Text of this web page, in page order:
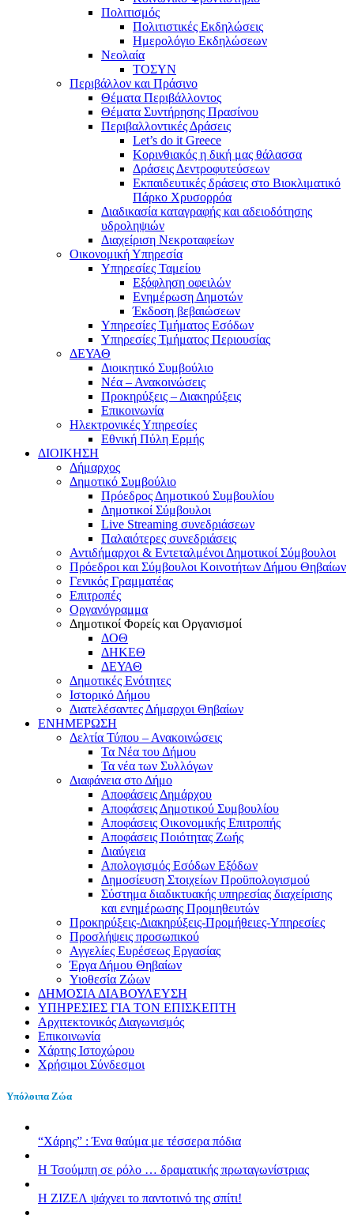
Πολιτισμός
Πολιτιστικές Εκδηλώσεις
Ημερολόγιο Εκδηλώσεων
Νεολαία
ΤΟΣΥΝ
Περιβάλλον και Πράσινο
Θέματα Περιβάλλοντος
Θέματα Συντήρησης Πρασίνου
Περιβαλλοντικές Δράσεις
Let’s do it Greece
Kορινθιακός η δική μας θάλασσα
Δράσεις Δεντροφυτεύσεων
Εκπαιδευτικές δράσεις στο Βιοκλιματικό
Πάρκο Χρυσορρόα
Διαδικασία καταγραφής και αδειοδότησης
υδροληψιών
Διαχείριση Νεκροταφείων
Οικονομική Υπηρεσία
Υπηρεσίες Ταμείου
Εξόφληση οφειλών
Ενημέρωση Δημοτών
Έκδοση βεβαιώσεων
Υπηρεσίες Τμήματος Εσόδων
Υπηρεσίες Τμήματος Περιουσίας
ΔΕΥΑΘ
Διοικητικό Συμβούλιο
Νέα – Ανακοινώσεις
Προκηρύξεις – Διακηρύξεις
Επικοινωνία
Ηλεκτρονικές Υπηρεσίες
Εθνική Πύλη Ερμής
ΔΙΟΙΚΗΣΗ
Δήμαρχος
Δημοτικό Συμβούλιο
Πρόεδρος Δημοτικού Συμβουλίου
Δημοτικοί Σύμβουλοι
Live Streaming συνεδριάσεων
Παλαιότερες συνεδριάσεις
Αντιδήμαρχοι & Εντεταλμένοι Δημοτικοί Σύμβουλοι
Πρόεδροι και Σύμβουλοι Κοινοτήτων Δήμου Θηβαίων
Γενικός Γραμματέας
Επιτροπές
Οργανόγραμμα
Δημοτικοί Φορείς και Οργανισμοί
ΔΟΘ
ΔΗΚΕΘ
ΔΕΥΑΘ
Δημοτικές Ενότητες
Ιστορικό Δήμου
Διατελέσαντες Δήμαρχοι Θηβαίων
ΕΝΗΜΕΡΩΣΗ
Δελτία Τύπου – Ανακοινώσεις
Τα Νέα του Δήμου
Τα νέα των Συλλόγων
Διαφάνεια στο Δήμο
Αποφάσεις Δημάρχου
Αποφάσεις Δημοτικού Συμβουλίου
Αποφάσεις Οικονομικής Επιτροπής
Αποφάσεις Ποιότητας Ζωής
Διαύγεια
Απολογισμός Εσόδων Εξόδων
Δημοσίευση Στοιχείων Προϋπολογισμού
Σύστημα διαδικτυακής υπηρεσίας διαχείρισης
και ενημέρωσης Προμηθευτών
Προκηρύξεις-Διακηρύξεις-Προμήθειες-Υπηρεσίες
Προσλήψεις προσωπικού
Αγγελίες Ευρέσεως Εργασίας
Έργα Δήμου Θηβαίων
Υιοθεσία Ζώων
ΔΗΜΟΣΙΑ ΔΙΑΒΟΥΛΕΥΣΗ
ΥΠΗΡΕΣΙΕΣ ΓΙΑ ΤΟΝ ΕΠΙΣΚΕΠΤΗ
Αρχιτεκτονικός Διαγωνισμός
Επικοινωνία
Χάρτης Ιστοχώρου
Χρήσιμοι Σύνδεσμοι
Υπόλοιπα Ζώα
“Χάρης” : Ένα θαύμα με τέσσερα πόδια
H Τσούμπη σε ρόλο … δραματικής πρωταγωνίστριας
Η ΖΙΖΕΛ ψάχνει το παντοτινό της σπίτι!